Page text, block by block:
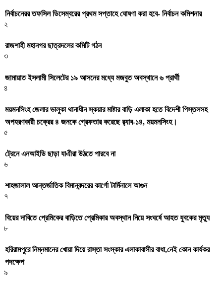
নির্বাচনেরর তফসিল ডিসেম্বরের প্রথম সপ্তাহে ঘোষণা করা হবে- নির্বাচন কমিশনার
২
রাজশাহী মহানগর ছাত্রদলের কমিটি গঠন
৩
জামায়াত ইসলামী সিলেটের ১৯ আসনের মধ্যে মজবুত অবস্থানে ৬ প্রার্থী
৪
ময়মনসিংহ জেলার ভালুকা থানাধীন স্কয়ার মাষ্টার বাড়ি এলাকা হতে বিদেশী পিস্তলসহ
অপহরণকারী চক্রের ৪ জনকে গ্রেফতার করেছে র‌্যাব-১৪, ময়মনসিংহ।
৫
ট্রেনে এনআইডি ছাড়া যাএীরা উঠতে পারবে না
৬
শাহজালাল আন্তর্জাতিক বিমানবন্দরের কার্গো টার্মিনালে আগুন
৭
বিয়ের দাবিতে প্রেমিকের বাড়িতে প্রেমিকার অবস্থান নিয়ে সংঘর্ষে আহত যুবকের মৃত্যু
৮
হরিরামপুরে নিম্নমানের খোয়া দিয়ে রাস্তা সংস্কার এলাকাবাসীর বাধা,নেই কোন কার্যকর
পদক্ষেপ
৯